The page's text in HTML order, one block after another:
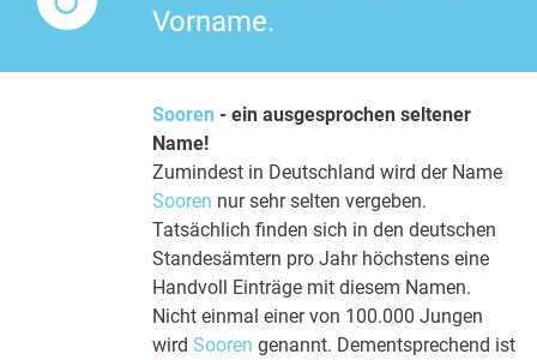
Vorname.
Sooren - ein ausgesprochen seltener
Name!
Zumindest in Deutschland wird der Name
Sooren nur sehr selten vergeben.
Tatsächlich finden sich in den deutschen
Standesämtern pro Jahr höchstens eine
Handvoll Einträge mit diesem Namen.
Nicht einmal einer von 100.000 Jungen
wird Sooren genannt. Dementsprechend ist